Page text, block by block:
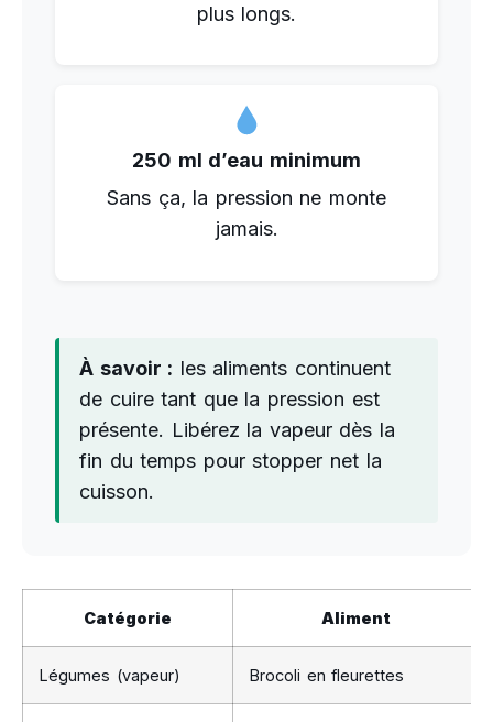
plus longs.
250 ml d’eau minimum
Sans ça, la pression ne monte
jamais.
À savoir : les aliments continuent
de cuire tant que la pression est
présente. Libérez la vapeur dès la
fin du temps pour stopper net la
cuisson.
Catégorie Aliment
Légumes (vapeur) Brocoli en fleurettes